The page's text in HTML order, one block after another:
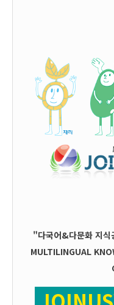
"다국어&다문화 지식
MULTILINGUAL